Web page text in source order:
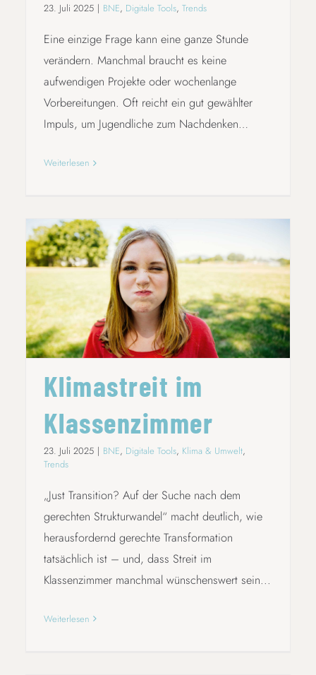
23. Juli 2025 | BNE, Digitale Tools, Trends
Eine einzige Frage kann eine ganze Stunde
verändern. Manchmal braucht es keine
aufwendigen Projekte oder wochenlange
Vorbereitungen. Oft reicht ein gut gewählter
Impuls, um Jugendliche zum Nachdenken…
Weiterlesen
KLIMASTREIT IM KLASSENZIMMER
Klimastreit im
Klassenzimmer
23. Juli 2025 | BNE, Digitale Tools, Klima & Umwelt,
Trends
„Just Transition? Auf der Suche nach dem
gerechten Strukturwandel“ macht deutlich, wie
herausfordernd gerechte Transformation
tatsächlich ist – und, dass Streit im
Klassenzimmer manchmal wünschenswert sein...
Weiterlesen